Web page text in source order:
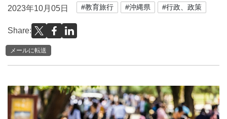
2023年10月05日 #教育旅行 #沖縄県 #行政、政策
Share:
メールに転送